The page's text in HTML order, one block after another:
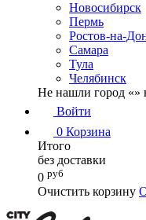
Новосибирск
Пермь
Ростов-на-
Самара
Тула
Челябинск
Не нашли город «»
Войти
0 Корзина
Итого
без доставки
0 руб
Очистить корзину